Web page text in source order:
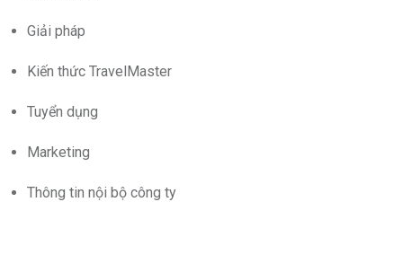
Giải pháp
Kiến thức TravelMaster
Tuyển dụng
Marketing
Thông tin nội bộ công ty